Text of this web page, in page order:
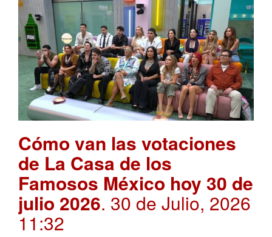
Cómo van las votaciones
de La Casa de los
Famosos México hoy 30 de
julio 2026. 30 de Julio, 2026
11:32